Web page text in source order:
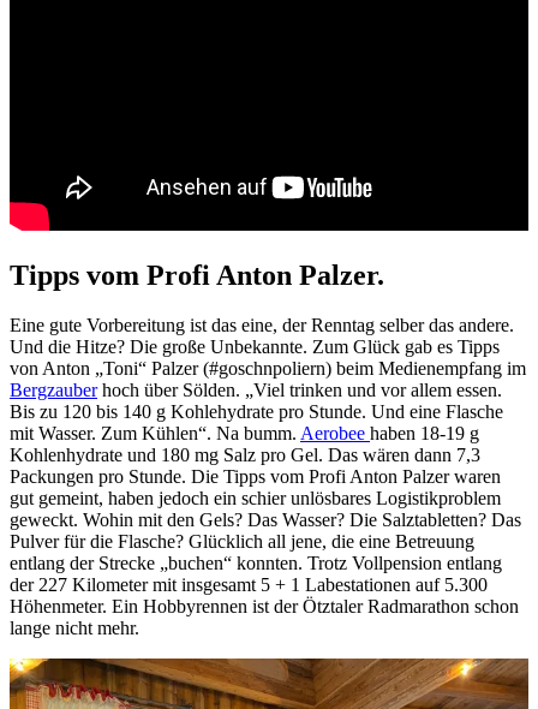
Tipps vom Profi Anton Palzer.
Eine gute Vorbereitung ist das eine, der Renntag selber das andere.
Und die Hitze? Die große Unbekannte. Zum Glück gab es Tipps
von Anton „Toni“ Palzer (#goschnpoliern) beim Medienempfang im
Bergzauberhoch über Sölden. „Viel trinken und vor allem essen.
Bis zu 120 bis 140 g Kohlehydrate pro Stunde. Und eine Flasche
mit Wasser. Zum Kühlen“. Na bumm. Aerobee haben 18-19 g
Kohlenhydrate und 180 mg Salz pro Gel. Das wären dann 7,3
Packungen pro Stunde. Die Tipps vom Profi Anton Palzer waren
gut gemeint, haben jedoch ein schier unlösbares Logistikproblem
geweckt. Wohin mit den Gels? Das Wasser? Die Salztabletten? Das
Pulver für die Flasche? Glücklich all jene, die eine Betreuung
entlang der Strecke „buchen“ konnten. Trotz Vollpension entlang
der 227 Kilometer mit insgesamt 5 + 1 Labestationen auf 5.300
Höhenmeter. Ein Hobbyrennen ist der Ötztaler Radmarathon schon
lange nicht mehr.